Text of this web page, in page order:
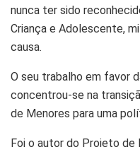
nunca ter sido
Criança e Adolescente,
causa.
​O seu trabalho em favor
concentrou-se na
de Menores para uma
​Foi o autor do Projeto de